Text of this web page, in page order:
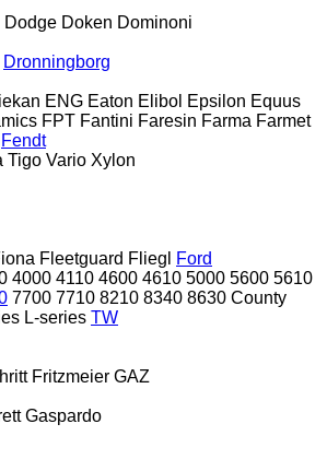
Dodge Doken Dominoni
Dronningborg
ENG Eaton Elibol Epsilon Equus
FPT Fantini Faresin Farma Farmet
Fendt
Tigo Vario Xylon
Fleetguard Fliegl
Ford
4000 4110 4600 4610 5000 5600 5610
7700 7710 8210 8340 8630 County
L-series TW
Fritzmeier GAZ
Gaspardo